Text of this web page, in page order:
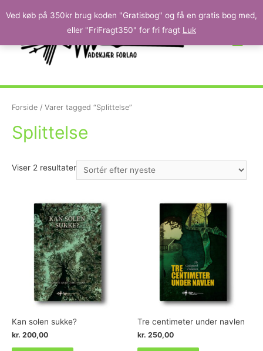
Ved køb på 350kr brug koden "Gratisbog" og få en gratis bog med,
eller "FriFragt350" for fri fragt Luk
Forside / Varer tagged “Splittelse”
Splittelse
Viser 2 resultater
Kan solen sukke?
kr. 200,00
Tre centimeter under navlen
kr. 250,00